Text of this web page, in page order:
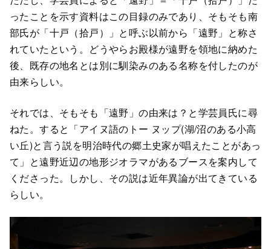
ったことを示す資料はこの目録のみであり、そもそも南
部氏が「十戸（拾戸）」と呼ぶ以前から「遠野」と称さ
れていたという。どうやらお殿様が遠野を領地に納めた
後、既存の地名とは別に馴染みのある名称を付したのが
由来らしい。
それでは、そもそも「遠野」の由来は？と学芸員氏に尋
ねた。すると「アイヌ語のトー ヌップ(湖/沼のある小高
い丘)と言う説を明治時代の郷土史家が唱えたことがあっ
て」と遠野近辺の地形ジオラマがあるブースを案内して
くださった。しかし、その説は近年異論が出てきている
らしい。